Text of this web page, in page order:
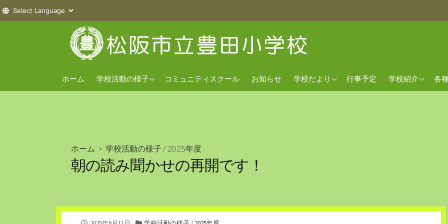
へ
ホーム 学校活動の様子
2026年度
コミュニティスクール お知らせ 学校だより
2026年度
行事予定 学校紹介
経営方針
各
欠
ホーム > 学校活動の様子 / 2025年度
朝の読み聞かせの再開です！
公
カ